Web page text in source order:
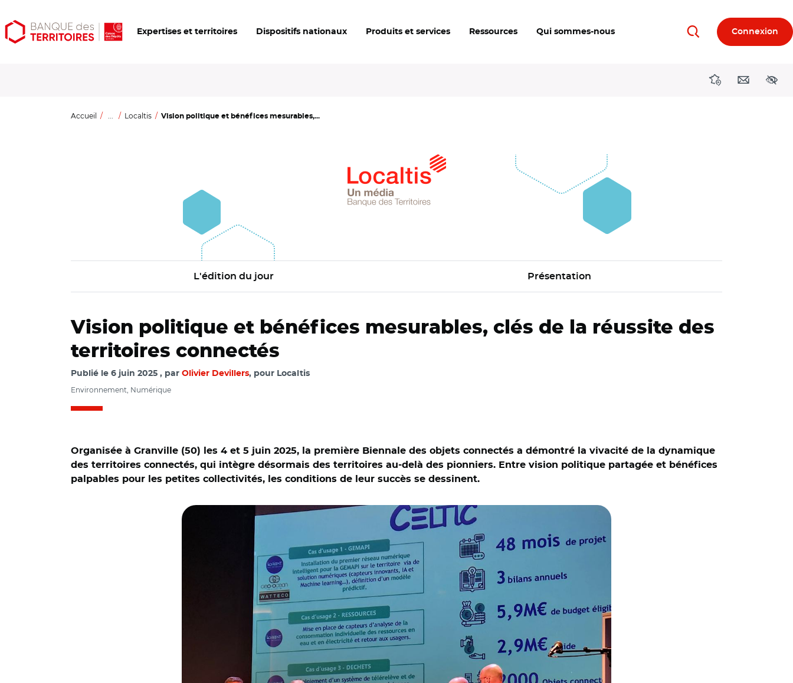
Aller
au
Aller
au
Ouvrir
les
Expertises et territoires Dispositifs nationaux Produits et services Ressources Qui sommes-nous RechercherConnexion
DirectionsContact
Accueil ... Localtis Vision politique et bénéfices mesurables,...
L'édition du jour Présentation
Vision politique et bénéfices mesurables, clés de la réussite des
territoires connectés
Publié le 6 juin 2025 par Olivier Devillers, pour Localtis
Environnement, Numérique
Organisée à Granville (50) les 4 et 5 juin 2025, la première Biennale des objets connectés a démontré la vivacité de la dynamique
des territoires connectés, qui intègre désormais des territoires au-delà des pionniers. Entre vision politique partagée et bénéfices
palpables pour les petites collectivités, les conditions de leur succès se dessinent.